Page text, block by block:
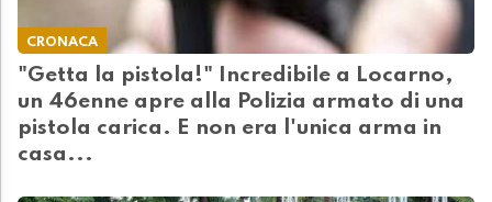
CRONACA
"Getta la pistola!" Incredibile a Locarno,
un 46enne apre alla Polizia armato di una
pistola carica. E non era l'unica arma in
casa...